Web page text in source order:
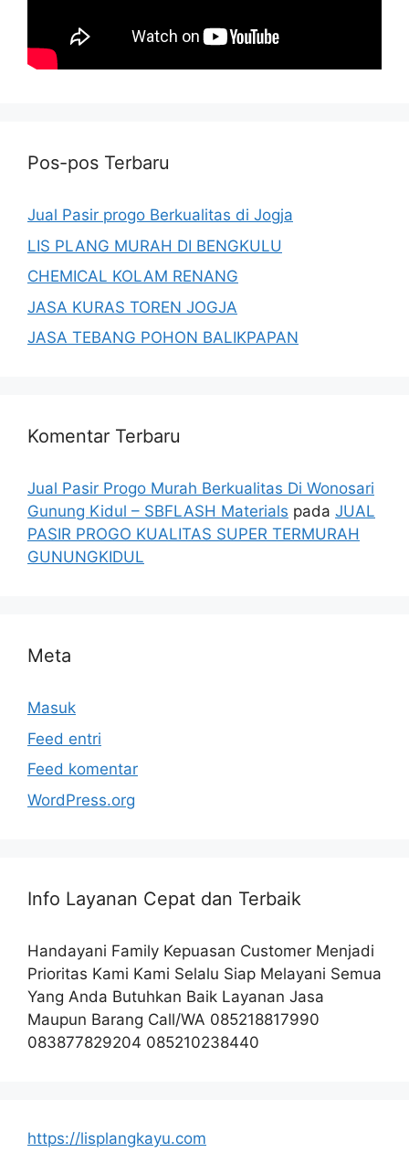
Pos-pos Terbaru
Jual Pasir progo Berkualitas di Jogja
LIS PLANG MURAH DI BENGKULU
CHEMICAL KOLAM RENANG
JASA KURAS TOREN JOGJA
JASA TEBANG POHON BALIKPAPAN
Komentar Terbaru
Jual Pasir Progo Murah Berkualitas Di Wonosari
Gunung Kidul – SBFLASH Materials pada JUAL
PASIR PROGO KUALITAS SUPER TERMURAH
GUNUNGKIDUL
Meta
Masuk
Feed entri
Feed komentar
WordPress.org
Info Layanan Cepat dan Terbaik
Handayani Family Kepuasan Customer Menjadi
Prioritas Kami Kami Selalu Siap Melayani Semua
Yang Anda Butuhkan Baik Layanan Jasa
Maupun Barang Call/WA 085218817990
083877829204 085210238440
https://lisplangkayu.com